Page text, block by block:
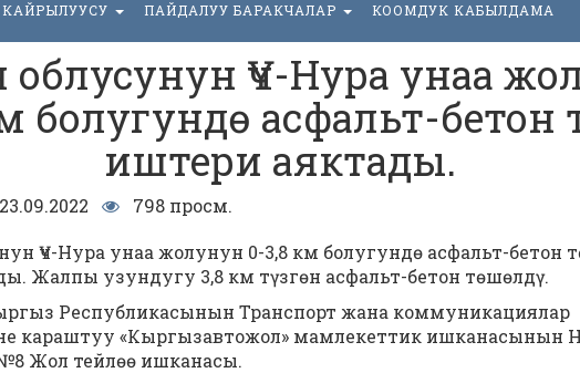
ПАЙДАЛУУ БАРАКЧАЛАР КООМДУК КАБЫЛДАМА
Үч-Нура унаа
болугундө асфальт-бетон
иштери аяктады.
23.09.2022
798 просм.
Үч-Нура унаа жолунун 0-3,8 км болугундө асфальт-бетон
Жалпы узундугу 3,8 км түзгөн асфальт-бетон төшөлдү.
Республикасынын Транспорт жана коммуникациялар
караштуу «Кыргызавтожол» мамлекеттик ишканасынын
Жол тейлөө ишканасы.